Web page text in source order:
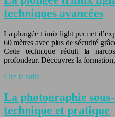
techniques avancées
La plongée trimix light permet
60 mètres avec plus de sécurité
Cette technique réduit la
profondeur. Découvrez la
Lire la suite
La photographie
technique et pratique